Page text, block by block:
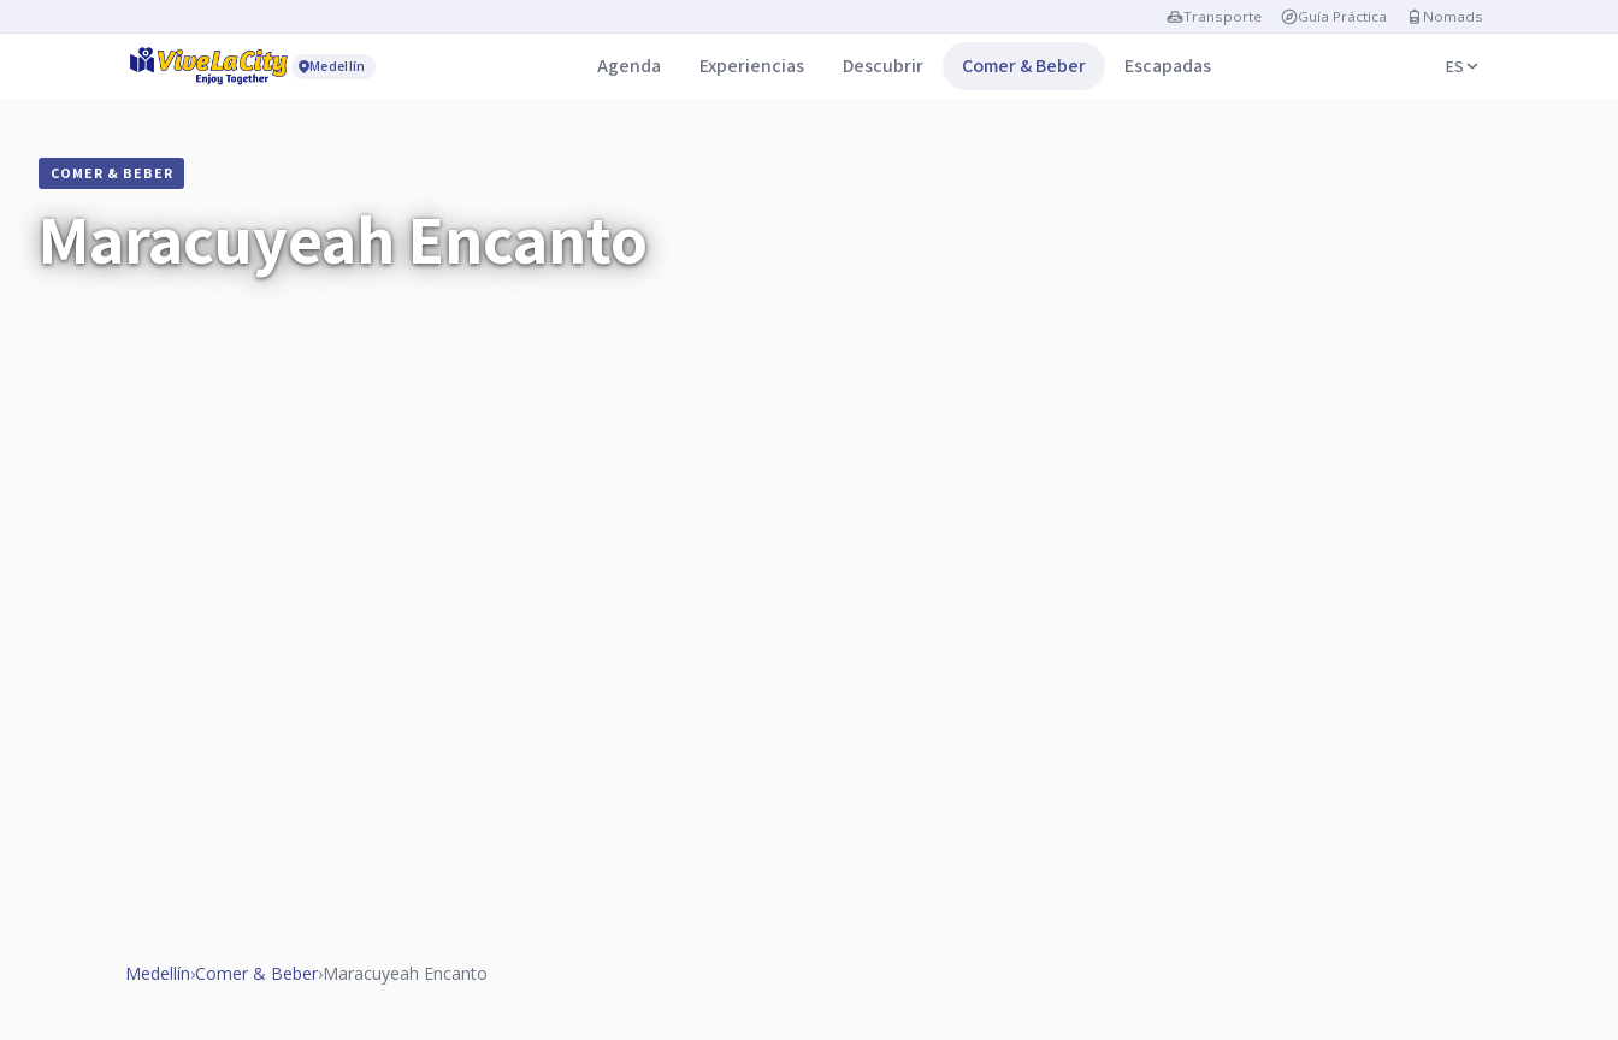
Transporte Guía Práctica Nomads
Medellín Agenda Experiencias Descubrir Comer & Beber Escapadas ES
COMER & BEBER
Maracuyeah Encanto
Medellín›Comer & Beber›Maracuyeah Encanto